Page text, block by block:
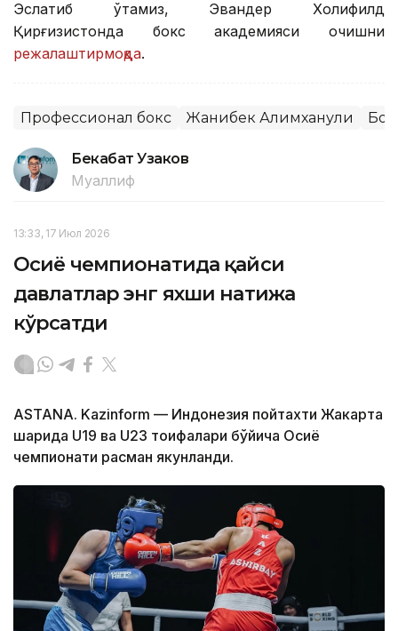
Эслатиб ўтамиз, Эвандер Холифилд
Қирғизистонда бокс академияси очишни
режалаштирмоқда.
Профессионал бокс Жанибек Алимханули
Бекабат Узаков
Муаллиф
13:33, 17 Июл 2026
Осиё чемпионатида қайси
давлатлар энг яхши натижа
кўрсатди
ASTANA. Kazinform — Индонезия пойтахти Жакарта
шаҳрида U19 ва U23 тоифалари бўйича Осиё
чемпионати расман якунланди.